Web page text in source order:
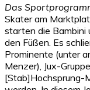
Das
Skater am
starten die Bambini
den Füßen. Es
Prominente (unter
Menzer), Jux-
[Stab]Hochsprung-